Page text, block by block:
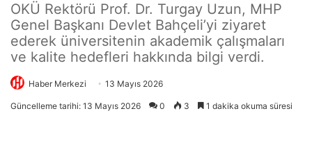
OKÜ Rektörü Prof. Dr. Turgay Uzun, MHP
Genel Başkanı Devlet Bahçeli’yi ziyaret
ederek üniversitenin akademik çalışmaları
ve kalite hedefleri hakkında bilgi verdi.
Haber Merkezi 13 Mayıs 2026
Güncelleme tarihi: 13 Mayıs 2026 0 3 1 dakika okuma süresi